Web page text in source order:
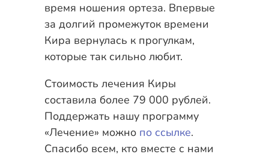
время ношения ортеза. Впервые
за долгий промежуток времени
Кира вернулась к прогулкам,
которые так сильно любит.
Стоимость лечения Киры
составила более 79 000 рублей.
Поддержать нашу программу
«Лечение» можно по ссылке.
Спасибо всем, кто вместе с нами